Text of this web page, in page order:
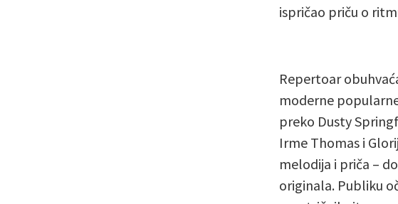
ispričao priču o
Repertoar
moderne
preko Dusty
Irme Thomas i
melodija i priča –
originala. Publiku